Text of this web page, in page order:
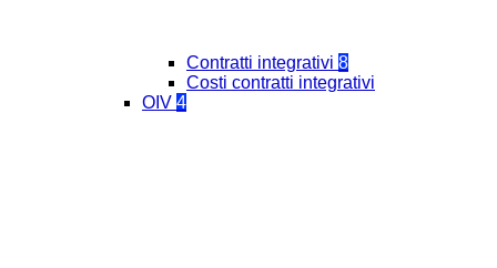
Contratti integrativi 8
Costi contratti integrativi
OIV 4